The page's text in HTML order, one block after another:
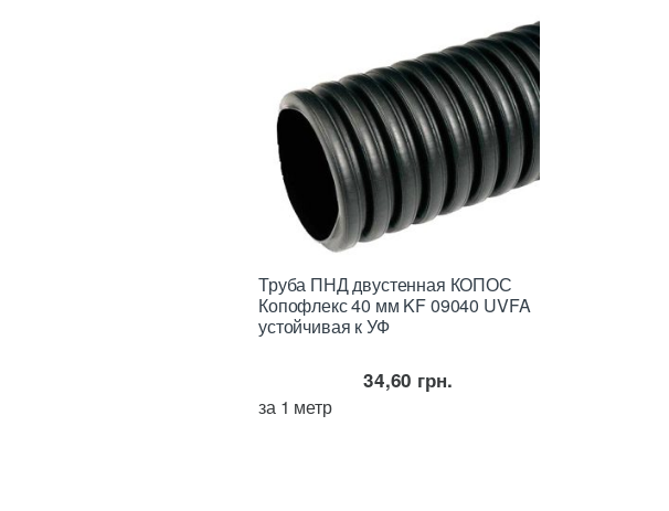
Труба ПНД двустенная КОПОС
Копофлекс 40 мм KF 09040 UVFA
устойчивая к УФ
34,60 грн.
за 1 метр